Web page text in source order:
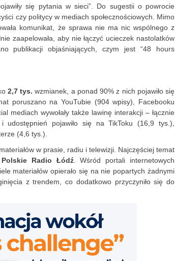
się pytania w sieci”. Do sugestii o powrocie
czy politycy w mediach społecznościowych. Mimo
komunikat, że sprawa nie ma nic wspólnego z
zaapelowała, aby nie łączyć ucieczek nastolatków
publikacji objaśniających, czym jest “48 hours
2,7 tys. wzmianek, a ponad 90% z nich pojawiło się
poruszano na YouTubie (904 wpisy), Facebooku
mediach wywołały także lawinę interakcji – łącznie
pojawiło się na TikToku (16,9 tys.),
(4,6 tys.).
materiałów w prasie, radiu i telewizji. Najczęściej temat
Polskie Radio Łódź. Wśród portali internetowych
materiałów opierało się na nie popartych żadnymi
z trendem, co dodatkowo przyczyniło się do